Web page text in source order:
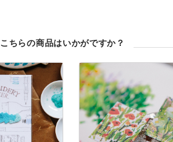
こちらの商品はいかがですか？